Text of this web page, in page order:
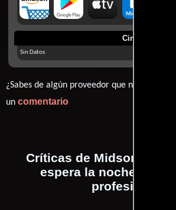
Cines
Sin Datos
¿Sabes de algún proveedor que no estamos
un comentario
Críticas de Midsommar.
espera la noche
profesionales